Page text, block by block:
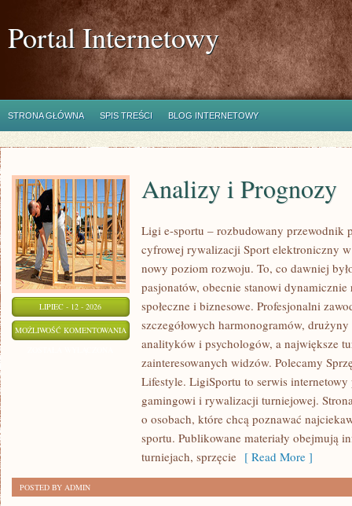
Portal Internetowy
STRONA GŁÓWNA SPIS TREŚCI BLOG INTERNETOWY
LIPIEC - 12 - 2026
MOŻLIWOŚĆ KOMENTOWANIA ANALIZY
PROGNOZY
Analizy i Prognozy
Ligi e-sportu – rozbudowany przewodnik
cyfrowej rywalizacji Sport elektroniczny
nowy poziom rozwoju. To, co dawniej
pasjonatów, obecnie stanowi
społeczne i biznesowe. Profesjonalni
szczegółowych harmonogramów,
analityków i psychologów, a największe
zainteresowanych widzów. Polecamy
Lifestyle. LigiSportu to serwis
gamingowi i rywalizacji turniejowej.
o osobach, które chcą poznawać
sportu. Publikowane materiały obejmują
turniejach, sprzęcie [ Read More ]
POSTED BY ADMIN